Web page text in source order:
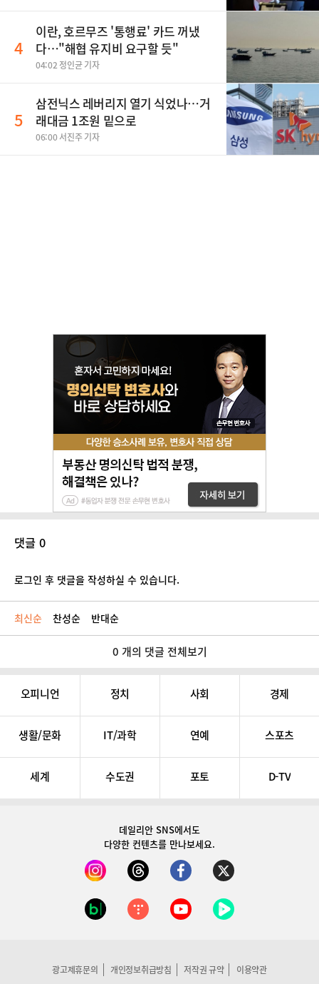
4
이란, 호르무즈 '통행료' 카드 꺼냈
다…"해협 유지비 요구할 듯"
04:02 정인균 기자
5
삼전닉스 레버리지 열기 식었나…거
래대금 1조원 밑으로
06:00 서진주 기자
댓글 0
로그인 후 댓글을 작성하실 수 있습니다.
최신순 찬성순 반대순
0 개의 댓글 전체보기
오피니언 정치 사회 경제
생활/문화 IT/과학 연예 스포츠
세계 수도권 포토 D-TV
데일리안 SNS에서도
다양한 컨텐츠를 만나보세요.
광고제휴문의 개인정보취급방침 저작권 규약 이용약관